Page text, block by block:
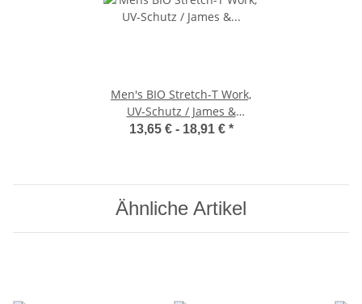
Men's BIO Stretch-T Work,
UV-Schutz / James &
Nicholson JN1802
13,65 € - 18,91 € *
Ähnliche Artikel